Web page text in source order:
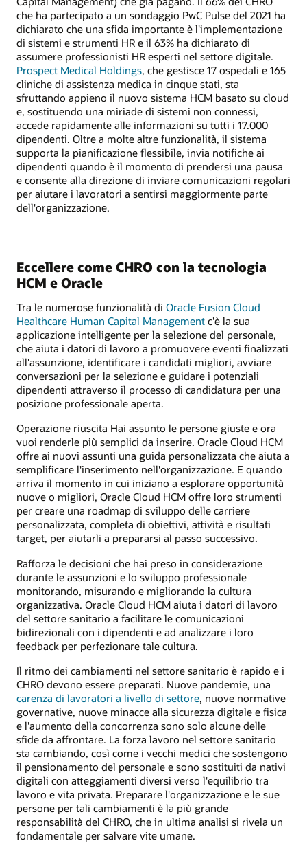
che ha partecipato a un sondaggio PwC Pulse del 2021 ha
dichiarato che una sfida importante è l'implementazione
di sistemi e strumenti HR e il 63% ha dichiarato di
assumere professionisti HR esperti nel settore digitale.
Prospect Medical Holdings, che gestisce 17 ospedali e 165
cliniche di assistenza medica in cinque stati, sta
sfruttando appieno il nuovo sistema HCM basato su cloud
e, sostituendo una miriade di sistemi non connessi,
accede rapidamente alle informazioni su tutti i 17.000
dipendenti. Oltre a molte altre funzionalità, il sistema
supporta la pianificazione flessibile, invia notifiche ai
dipendenti quando è il momento di prendersi una pausa
e consente alla direzione di inviare comunicazioni regolari
per aiutare i lavoratori a sentirsi maggiormente parte
dell'organizzazione.
Eccellere come CHRO con la tecnologia
HCM e Oracle
Tra le numerose funzionalità di Oracle Fusion Cloud
Healthcare Human Capital Management c'è la sua
applicazione intelligente per la selezione del personale,
che aiuta i datori di lavoro a promuovere eventi finalizzati
all'assunzione, identificare i candidati migliori, avviare
conversazioni per la selezione e guidare i potenziali
dipendenti attraverso il processo di candidatura per una
posizione professionale aperta.
Operazione riuscita Hai assunto le persone giuste e ora
vuoi renderle più semplici da inserire. Oracle Cloud HCM
offre ai nuovi assunti una guida personalizzata che aiuta a
semplificare l'inserimento nell'organizzazione. E quando
arriva il momento in cui iniziano a esplorare opportunità
nuove o migliori, Oracle Cloud HCM offre loro strumenti
per creare una roadmap di sviluppo delle carriere
personalizzata, completa di obiettivi, attività e risultati
target, per aiutarli a prepararsi al passo successivo.
Rafforza le decisioni che hai preso in considerazione
durante le assunzioni e lo sviluppo professionale
monitorando, misurando e migliorando la cultura
organizzativa. Oracle Cloud HCM aiuta i datori di lavoro
del settore sanitario a facilitare le comunicazioni
bidirezionali con i dipendenti e ad analizzare i loro
feedback per perfezionare tale cultura.
Il ritmo dei cambiamenti nel settore sanitario è rapido e i
CHRO devono essere preparati. Nuove pandemie, una
carenza di lavoratori a livello di settore, nuove normative
governative, nuove minacce alla sicurezza digitale e fisica
e l'aumento della concorrenza sono solo alcune delle
sfide da affrontare. La forza lavoro nel settore sanitario
sta cambiando, così come i vecchi medici che sostengono
il pensionamento del personale e sono sostituiti da nativi
digitali con atteggiamenti diversi verso l'equilibrio tra
lavoro e vita privata. Preparare l'organizzazione e le sue
persone per tali cambiamenti è la più grande
responsabilità del CHRO, che in ultima analisi si rivela un
fondamentale per salvare vite umane.